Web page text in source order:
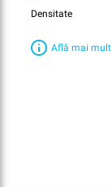
Densitate
Află mai mult